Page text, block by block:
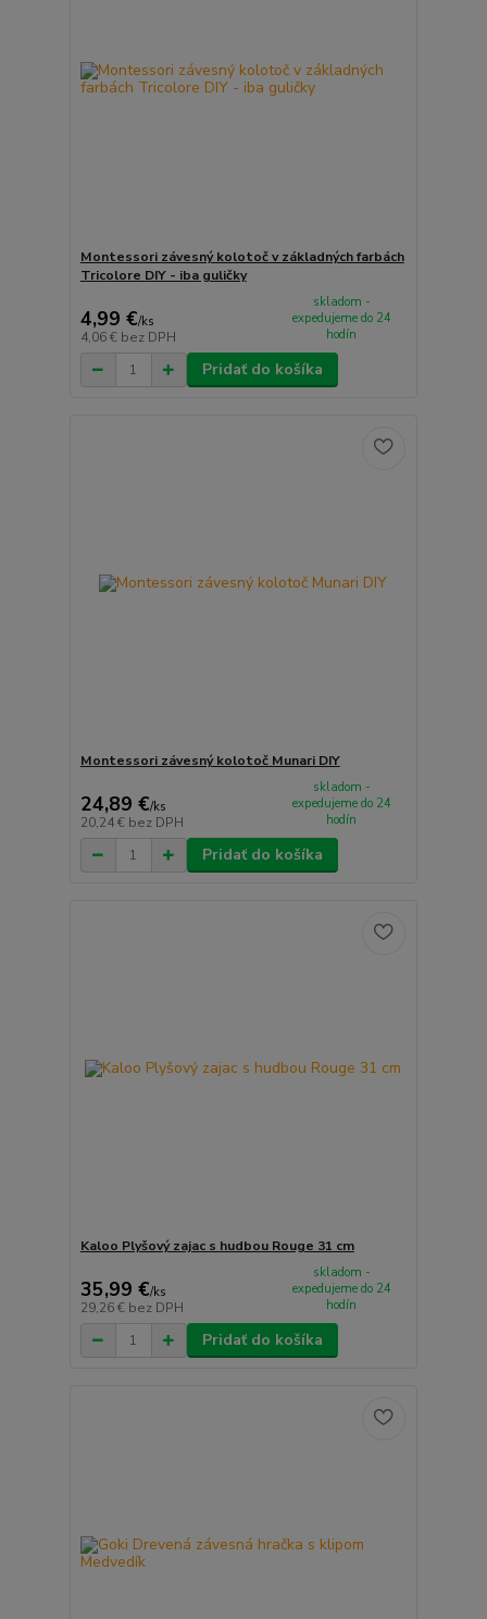
Montessori závesný kolotoč v základných farbách
Tricolore DIY - iba guličky
4,99 €/ks
4,06 € bez DPH
skladom -
expedujeme do 24
hodín
Pridať do košíka
Montessori závesný kolotoč Munari DIY
24,89 €/ks
20,24 € bez DPH
skladom -
expedujeme do 24
hodín
Pridať do košíka
Kaloo Plyšový zajac s hudbou Rouge 31 cm
35,99 €/ks
29,26 € bez DPH
skladom -
expedujeme do 24
hodín
Pridať do košíka